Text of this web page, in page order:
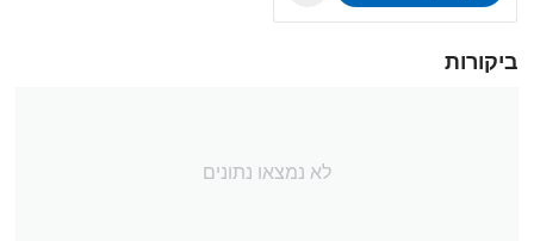
ביקורות
לא נמצאו נתונים